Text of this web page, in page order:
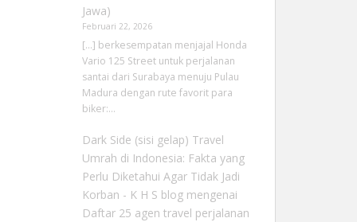
Jawa)
Februari 22, 2026
[…] berkesempatan menjajal Honda
Vario 125 Street untuk perjalanan
santai dari Surabaya menuju Pulau
Madura dengan rute favorit para
biker:…
Dark Side (sisi gelap) Travel
Umrah di Indonesia: Fakta yang
Perlu Diketahui Agar Tidak Jadi
Korban - K H S blogmengenai
Daftar 25 agen travel perjalanan